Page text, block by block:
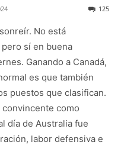
125
No está
sí en buena
Ganando a Canadá,
es que también
puestos que clasifican.
como
día de Australia fue
labor defensiva e